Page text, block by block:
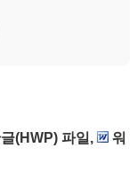
(HWP) 파일,
워